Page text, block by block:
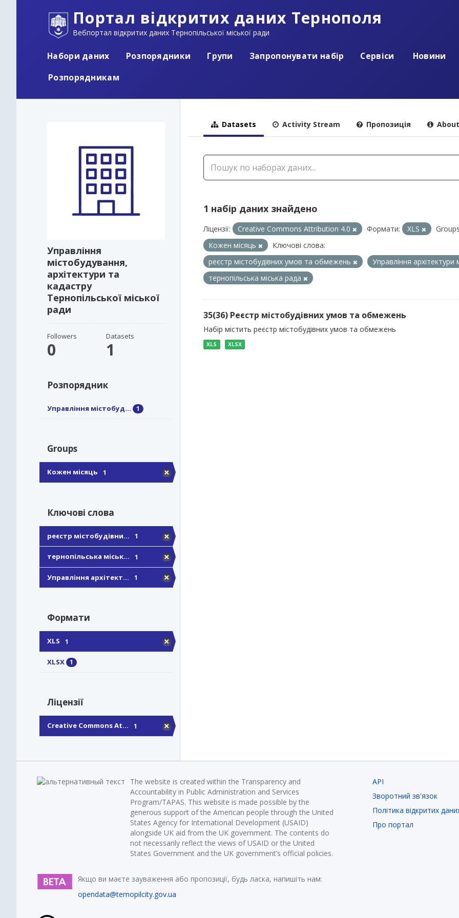
Портал відкритих даних Тернополя
Вебпортал відкритих даних Тернопільської міської ради
Набори даних Розпорядники Групи Запропонувати набір Сервіси Новини
Розпорядникам
Управління
містобудування,
архітектури та
кадастру
Тернопільської міської
ради
Followers
0
Datasets
1
Розпорядник
Управління містобуд... 1
Groups
Кожен місяць 1
Ключові слова
реєстр містобудівни... 1
тернопільська міськ... 1
Управління архітект... 1
Формати
XLS 1
XLSX 1
Ліцензії
Creative Commons At... 1
Datasets Activity Stream Пропозиція About
1 набір даних знайдено
Ліцензії: Creative Commons Attribution 4.0 Формати: XLS
Кожен місяць
Ключові слова:
реєстр містобудівних умов та обмежень
Управління архітектури
тернопільська міська рада
35(36) Реєстр містобудівних умов та обмежень
Набір містить реєстр містобудівних умов та обмежень
XLS XLSX
The website is created within the Transparency and
Accountability in Public Administration and Services
Program/TAPAS. This website is made possible by the
generous support of the American people through the United
States Agency for International Development (USAID)
alongside UK aid from the UK government. The contents do
not necessarily reflect the views of USAID or the United
States Government and the UK government’s official policies.
Якщо ви маєте зауваження або пропозиції, будь ласка, напишіть нам:
opendata@ternopilcity.gov.ua
API
Зворотний зв'язок
Політика відкритих
Про портал